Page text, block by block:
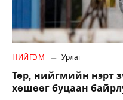
НИЙГЭМ Урлаг
Төр, нийгмийн нэрт
хөшөөг буцаан